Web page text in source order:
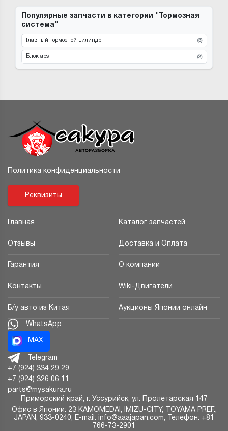
Популярные запчасти в категории "Тормозная
система"
Главный тормозной цилиндр (3)
Блок abs (2)
Политика конфиденциальности
Реквизиты
Главная Каталог запчастей
Отзывы Доставка и Оплата
Гарантия О компании
Контакты Wiki-Двигатели
Б/у авто из Китая Аукционы Японии онлайн
WhatsApp
MAX
Telegram
+7 (924) 334 29 29
+7 (924) 326 06 11
parts@mysakura.ru
Приморский край, г. Уссурийск, ул. Пролетарская 147
Офис в Японии: 23 KAMOMEDAI, IMIZU-CITY, TOYAMA PREF.,
JAPAN, 933-0240, E-mail: info@aaajapan.com, Телефон: +81
766-73-2901